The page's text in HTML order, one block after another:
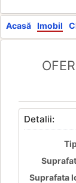
Acasă Imobil
Detalii:
Suprafata